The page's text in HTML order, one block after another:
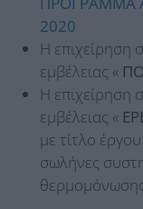
2020
Η επιχείρηση
εμβέλειας «
Η επιχείρηση
εμβέλειας «
με τίτλο
σωλήνες